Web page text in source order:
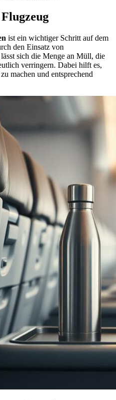
ist ein wichtiger Schritt auf dem
den Einsatz von
sich die Menge an Müll, die
verringern. Dabei hilft es,
machen und entsprechend